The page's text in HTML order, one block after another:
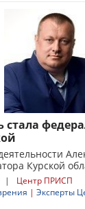
стала
Курской
|
Центр ПРИСП
| Эксперты